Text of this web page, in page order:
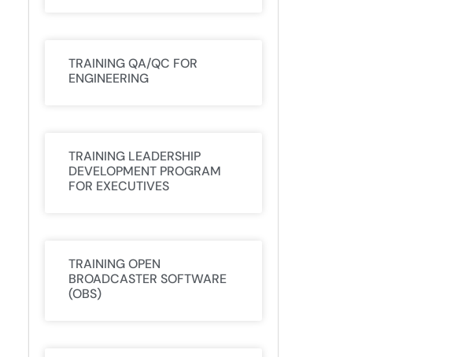
TRAINING QA/QC FOR
ENGINEERING
TRAINING LEADERSHIP
DEVELOPMENT PROGRAM
FOR EXECUTIVES
TRAINING OPEN
BROADCASTER SOFTWARE
(OBS)